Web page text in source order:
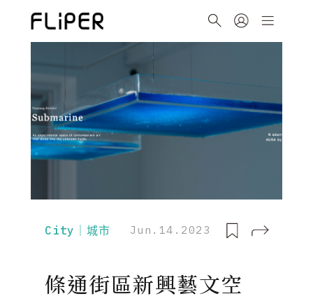
City｜城市 Jun.14.2023
條通街區新興藝文空